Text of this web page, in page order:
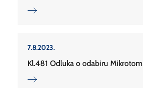
7.8.2023.
Kl.481 Odluka o odabiru Mikrotom